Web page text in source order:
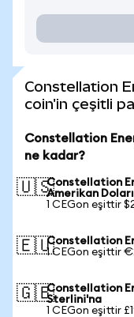
Constellation
coin'in çeşitli
Constellation
ne kadar?
🇺🇸Constellation
Amerikan
1 CEGon eşittir
🇪🇺Constellation
1 CEGon eşittir
🇬🇧Constellation
Sterlini'na
1 CEGon eşittir